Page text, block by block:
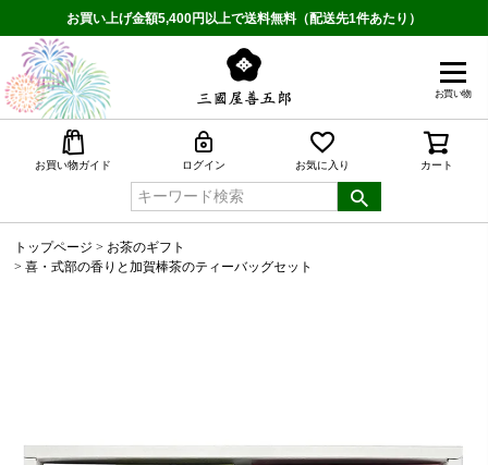
お買い上げ金額5,400円以上で送料無料（配送先1件あたり）
お買い物
お買い物ガイド ログイン お気に入り カート
トップページ
お茶のギフト
喜・式部の香りと加賀棒茶のティーバッグセット